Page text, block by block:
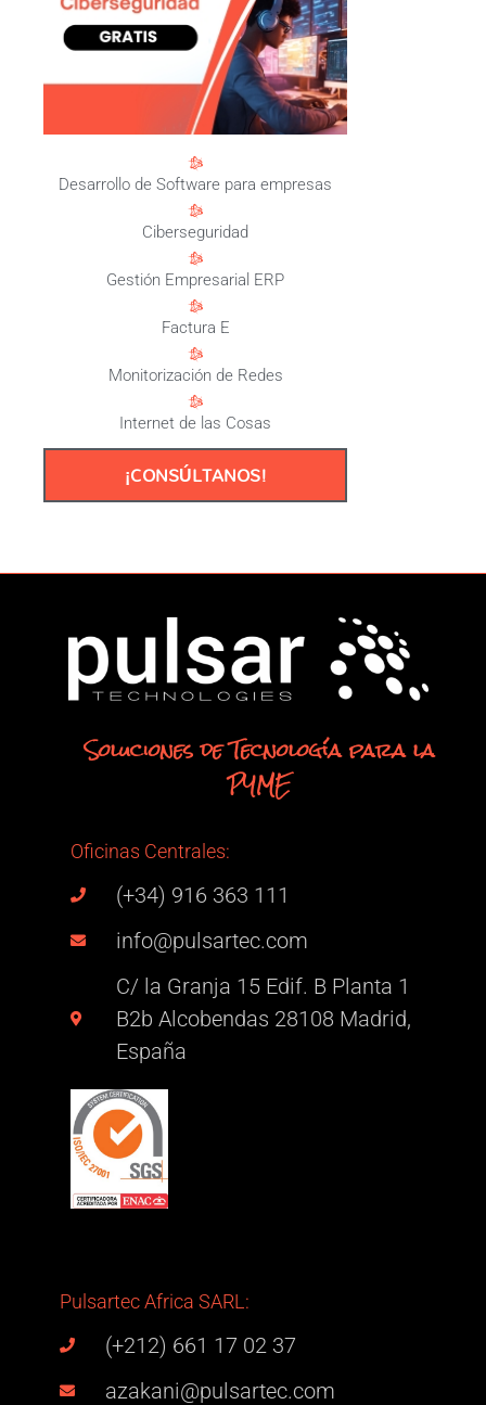
Desarrollo de Software para empresas
Ciberseguridad
Gestión Empresarial ERP
Factura E
Monitorización de Redes
Internet de las Cosas
¡CONSÚLTANOS!
Soluciones de Tecnología para la
PYME
Oficinas Centrales:
(+34) 916 363 111
info@pulsartec.com
C/ la Granja 15 Edif. B Planta 1
B2b Alcobendas 28108 Madrid,
España
Pulsartec Africa SARL:
(+212) 661 17 02 37
azakani@pulsartec.com